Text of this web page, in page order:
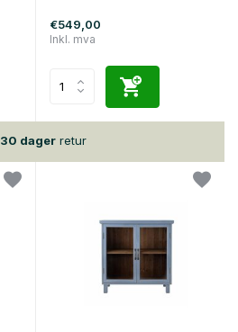
€549,00
Inkl. mva
30 dagerretur